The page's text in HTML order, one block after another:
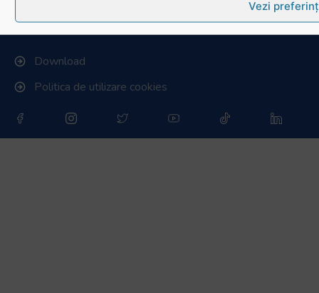
Vezi
Link-uri utile
Download
Politica de utilizare cookies